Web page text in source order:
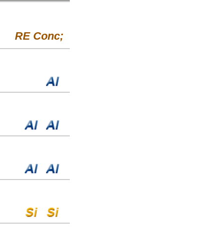
RE Conc;